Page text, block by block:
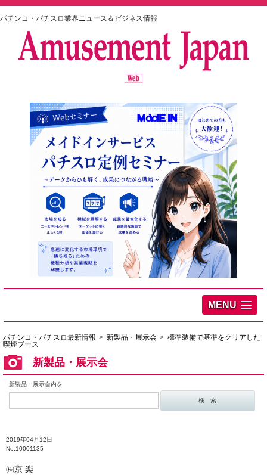
パチンコ・パチスロ業界ニュース＆ビジネス情報
MENU
パチンコ・パチスロ最新情報 新製品・展示会
標準装備で基準をクリアした
喫煙ブース
新製品・展示会
新製品・展示会内を
2019年04月12日
No.10001135
㈱京 楽